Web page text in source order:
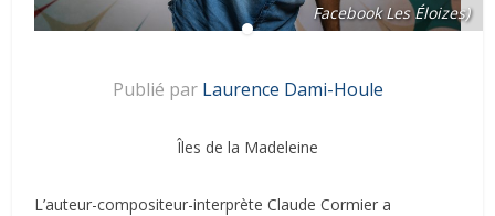
Facebook Les Éloizes)
Publié par Laurence Dami-Houle
Îles de la Madeleine
L’auteur-compositeur-interprète Claude Cormier a